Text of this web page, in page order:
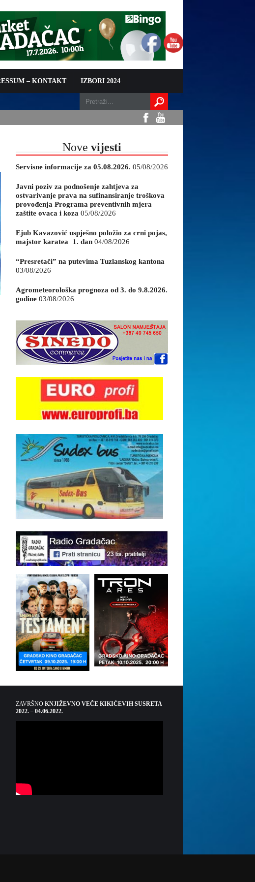
– KONTAKT IZBORI 2024
Nove vijesti
Servisne informacije za 05.08.2026. 05/08/2026
Javni poziv za podnošenje zahtjeva za
ostvarivanje prava na sufinansiranje troškova
provođenja Programa preventivnih mjera
zaštite ovaca i koza 05/08/2026
Ejub Kavazović uspješno položio za crni pojas,
majstor karatea 1. dan 04/08/2026
“Presretači” na putevima Tuzlanskog kantona
03/08/2026
Agrometeorološka prognoza od 3. do 9.8.2026.
godine 03/08/2026
ZAVRŠNO KNJIŽEVNO VEČE KIKIĆEVIH SUSRETA
2022. – 04.06.2022.